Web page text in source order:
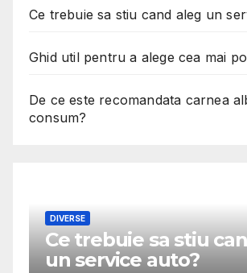
Ce trebuie sa stiu cand aleg un
Ghid util pentru a alege cea mai
De ce este recomandata carnea
consum?
DIVERSE
Ce trebuie sa stiu
un service auto?